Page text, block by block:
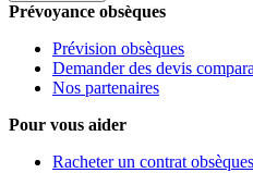
Prévoyance obsèques
Prévision obsèques
Demander des devis
Nos partenaires
Pour vous aider
Racheter un contrat